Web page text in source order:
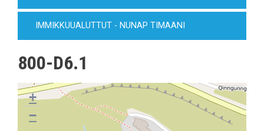
IMMIKKUUALUTTUT - NUNAP TIMAANI
800-D6.1
+
−